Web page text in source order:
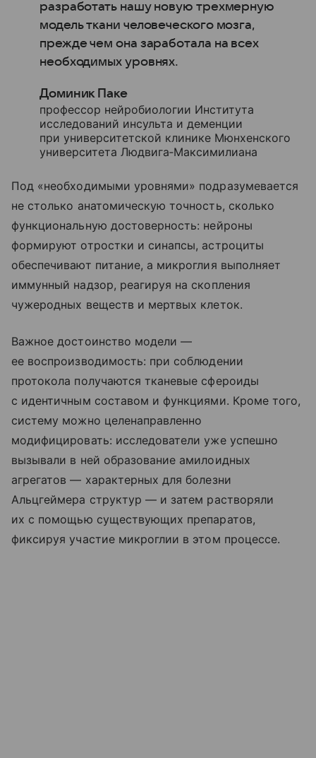
разработать нашу новую трехмерную
модель ткани человеческого мозга,
прежде чем она заработала на всех
необходимых уровнях.
Доминик Паке
профессор нейробиологии Института
исследований инсульта и деменции
при университетской клинике Мюнхенского
университета Людвига‑Максимилиана
Под «необходимыми уровнями» подразумевается
не столько анатомическую точность, сколько
функциональную достоверность: нейроны
формируют отростки и синапсы, астроциты
обеспечивают питание, а микроглия выполняет
иммунный надзор, реагируя на скопления
чужеродных веществ и мертвых клеток.
Важное достоинство модели —
ее воспроизводимость: при соблюдении
протокола получаются тканевые сфероиды
с идентичным составом и функциями. Кроме того,
систему можно целенаправленно
модифицировать: исследователи уже успешно
вызывали в ней образование амилоидных
агрегатов — характерных для болезни
Альцгеймера структур — и затем растворяли
их с помощью существующих препаратов,
фиксируя участие микроглии в этом процессе.